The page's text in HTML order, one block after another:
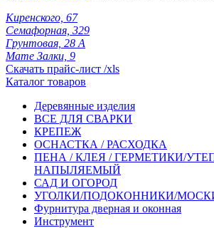
Киренского, 67
Семафорная, 329
Грунтовая, 28 А
Мате Залки, 9
Скачать прайс-лист /xls
Каталог товаров
Деревянные изделия
ВСЕ ДЛЯ СВАРКИ
КРЕПЕЖ
ОСНАСТКА / РАСХОДКА
ПЕНА / КЛЕЯ / ГЕРМЕТИКИ/
НАПЫЛЯЕМЫЙ
САД И ОГОРОД
УГОЛКИ/ПОДОКОННИКИ/
Фурнитура дверная и оконная
Инструмент